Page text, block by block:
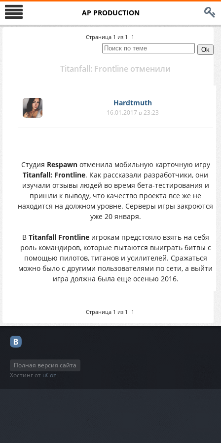
AP PRODUCTION
Страница 1 из 1 1
Titanfall: Frontline отменили
Hardtmuth
16.01.2017 в 23:23
Студия Respawnотменила мобильную карточную игру
Titanfall: Frontline. Как рассказали разработчики, они
изучали отзывы людей во время бета-тестирования и
пришли к выводу, что качество проекта все же не
находится на должном уровне. Серверы игры закроются
уже 20 января.
В Titanfall Frontlineигрокам предстояло взять на себя
роль командиров, которые пытаются выиграть битвы с
помощью пилотов, титанов и усилителей. Сражаться
можно было с другими пользователями по сети, а выйти
игра должна была еще осенью 2016.
Страница 1 из 1 1
Полная версия сайта
Хостинг от uCoz